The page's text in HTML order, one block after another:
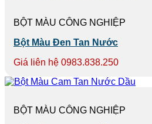
BỘT MÀU CÔNG NGHIỆP
Bột Màu Đen Tan Nước
Giá liên hệ 0983.838.250
BỘT MÀU CÔNG NGHIỆP